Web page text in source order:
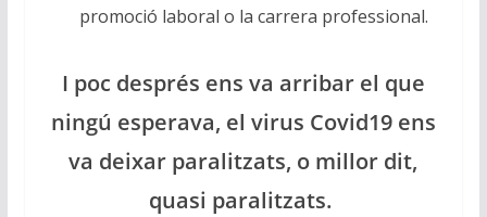
promoció laboral o la carrera professional.
I poc després ens va arribar el que
ningú esperava, el virus Covid19 ens
va deixar paralitzats, o millor dit,
quasi paralitzats.